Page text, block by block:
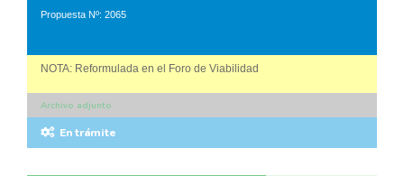
Propuesta Nº: 2065
NOTA: Reformulada en el Foro de Viabilidad
Archivo adjunto
En trámite